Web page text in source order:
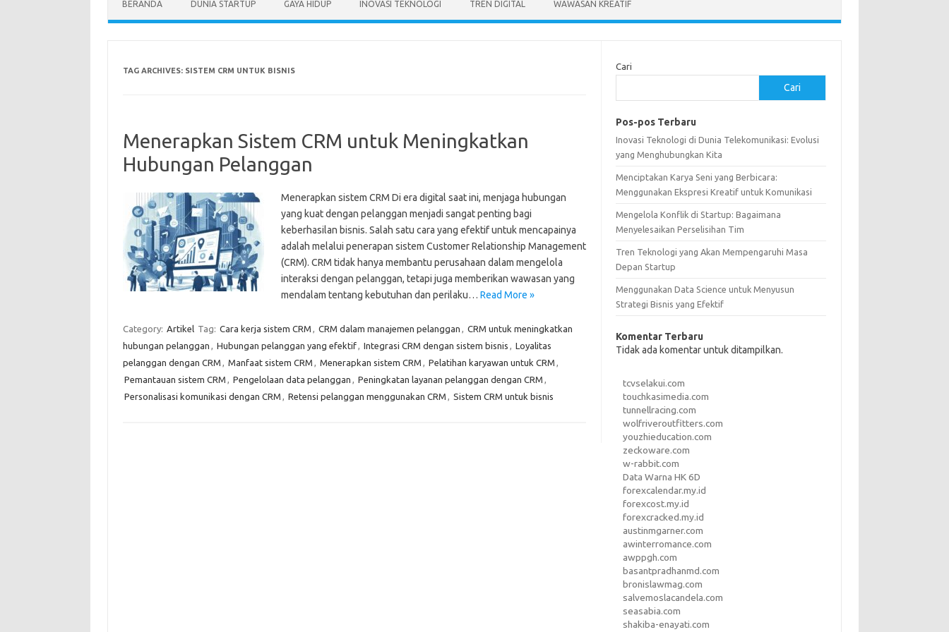
BERANDA DUNIA STARTUP GAYA HIDUP INOVASI TEKNOLOGI TREN DIGITAL WAWASAN KREATIF
TAG ARCHIVES: SISTEM CRM UNTUK BISNIS
Menerapkan Sistem CRM untuk Meningkatkan
Hubungan Pelanggan
Menerapkan sistem CRM Di era digital saat ini, menjaga hubungan
yang kuat dengan pelanggan menjadi sangat penting bagi
keberhasilan bisnis. Salah satu cara yang efektif untuk mencapainya
adalah melalui penerapan sistem Customer Relationship Management
(CRM). CRM tidak hanya membantu perusahaan dalam mengelola
interaksi dengan pelanggan, tetapi juga memberikan wawasan yang
mendalam tentang kebutuhan dan perilaku… Read More »
Category: Artikel Tag: Cara kerja sistem CRM , CRM dalam manajemen pelanggan , CRM untuk meningkatkan
hubungan pelanggan , Hubungan pelanggan yang efektif, Integrasi CRM dengan sistem bisnis , Loyalitas
pelanggan dengan CRM , Manfaat sistem CRM , Menerapkan sistem CRM , Pelatihan karyawan untuk CRM ,
Pemantauan sistem CRM , Pengelolaan data pelanggan , Peningkatan layanan pelanggan dengan CRM ,
Personalisasi komunikasi dengan CRM , Retensi pelanggan menggunakan CRM , Sistem CRM untuk bisnis
Cari
Cari
Pos-pos Terbaru
Inovasi Teknologi di Dunia Telekomunikasi: Evolusi
yang Menghubungkan Kita
Menciptakan Karya Seni yang Berbicara:
Menggunakan Ekspresi Kreatif untuk Komunikasi
Mengelola Konflik di Startup: Bagaimana
Menyelesaikan Perselisihan Tim
Tren Teknologi yang Akan Mempengaruhi Masa
Depan Startup
Menggunakan Data Science untuk Menyusun
Strategi Bisnis yang Efektif
Komentar Terbaru
Tidak ada komentar untuk ditampilkan.
tcvselakui.com
touchkasimedia.com
tunnellracing.com
wolfriveroutfitters.com
youzhieducation.com
zeckoware.com
w-rabbit.com
Data Warna HK 6D
forexcalendar.my.id
forexcost.my.id
forexcracked.my.id
austinmgarner.com
awinterromance.com
awppgh.com
basantpradhanmd.com
bronislawmag.com
salvemoslacandela.com
seasabia.com
shakiba-enayati.com